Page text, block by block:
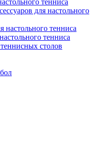
тенниса
для настольного
настольного тенниса
тенниса
столов